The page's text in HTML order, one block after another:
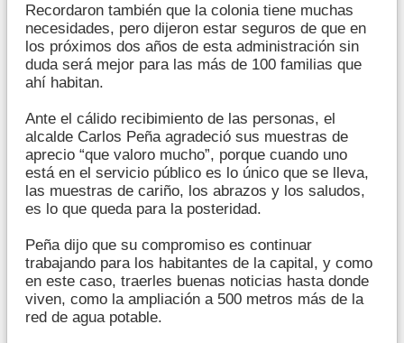
Recordaron también que la colonia tiene muchas
necesidades, pero dijeron estar seguros de que en
los próximos dos años de esta administración sin
duda será mejor para las más de 100 familias que
ahí habitan.
Ante el cálido recibimiento de las personas, el
alcalde Carlos Peña agradeció sus muestras de
aprecio “que valoro mucho”, porque cuando uno
está en el servicio público es lo único que se lleva,
las muestras de cariño, los abrazos y los saludos,
es lo que queda para la posteridad.
Peña dijo que su compromiso es continuar
trabajando para los habitantes de la capital, y como
en este caso, traerles buenas noticias hasta donde
viven, como la ampliación a 500 metros más de la
red de agua potable.